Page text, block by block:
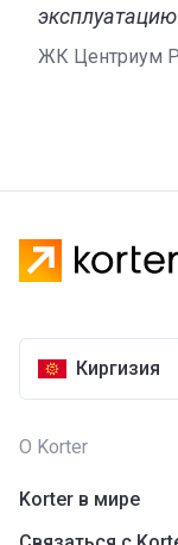
ЖК Центриум
Киргизия
О Korter
Korter в мире